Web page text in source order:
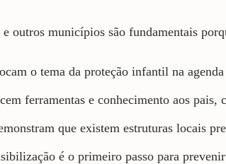
outros municípios são fundamentais
o tema da proteção infantil na
ferramentas e conhecimento aos
que existem estruturas locais
é o primeiro passo para